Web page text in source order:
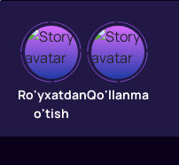
Ketdim
Dushanbadan
jumagacha
Ro'yxatdan
o'tish
Qo'llanma